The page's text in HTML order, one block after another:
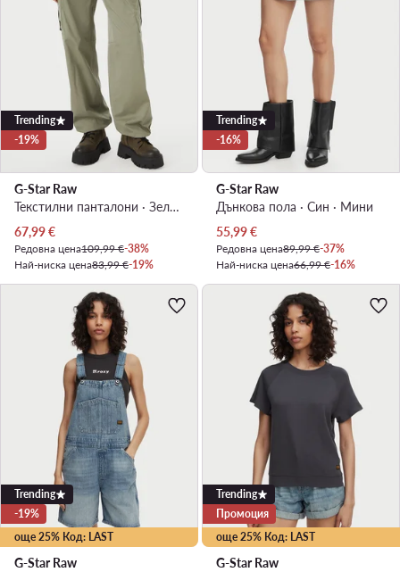
Trending
-19%
G-Star Raw
Текстилни панталони · Зелен · Regular Fit
Актуална цена
67,99€
Редовна цена109,99 €-38%
Най-ниска цена83,99 €-19%
Trending
-16%
G-Star Raw
Дънкова пола · Син · Мини
Актуална цена
55,99€
Редовна цена89,99 €-37%
Най-ниска цена66,99 €-16%
още 25% Код: LAST
Trending
-19%
G-Star Raw
още 25% Код: LAST
Trending
Промоция
G-Star Raw